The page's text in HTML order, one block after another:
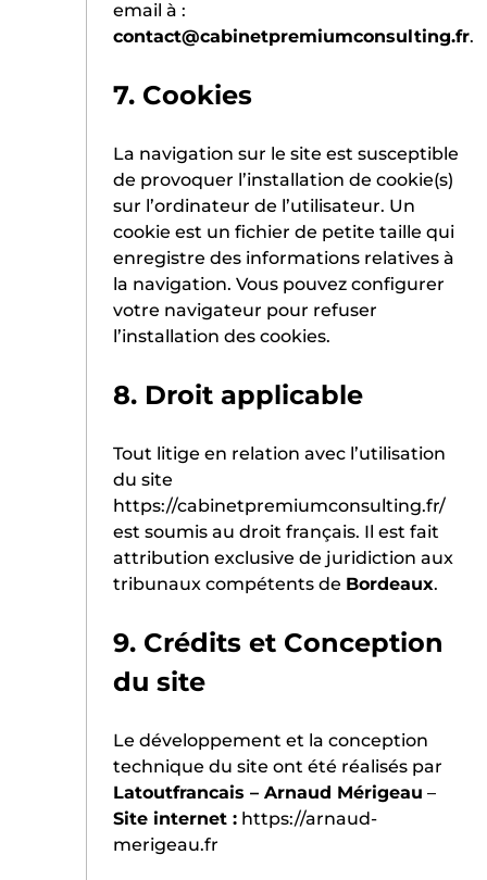
email à :
contact@cabinetpremiumconsulting.fr.
7. Cookies
La navigation sur le site est susceptible
de provoquer l’installation de cookie(s)
sur l’ordinateur de l’utilisateur. Un
cookie est un fichier de petite taille qui
enregistre des informations relatives à
la navigation. Vous pouvez configurer
votre navigateur pour refuser
l’installation des cookies.
8. Droit applicable
Tout litige en relation avec l’utilisation
du site
https://cabinetpremiumconsulting.fr/
est soumis au droit français. Il est fait
attribution exclusive de juridiction aux
tribunaux compétents de Bordeaux.
9. Crédits et Conception
du site
Le développement et la conception
technique du site ont été réalisés par
Latoutfrancais – Arnaud Mérigeau –
Site internet : https://arnaud-
merigeau.fr